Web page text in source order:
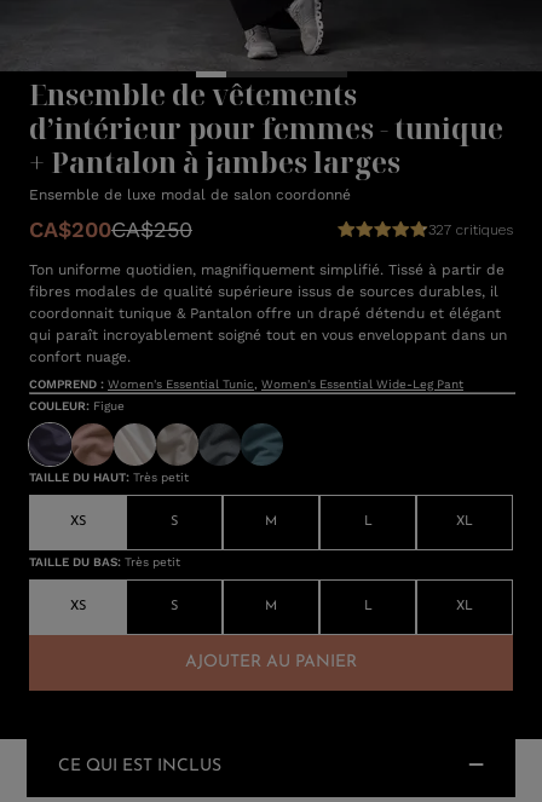
Ensemble de vêtements
d’intérieur pour femmes - tunique
+ Pantalon à jambes larges
Ensemble de luxe modal de salon coordonné
CA$200CA$250 327 critiques
Ton uniforme quotidien, magnifiquement simplifié. Tissé à partir de
fibres modales de qualité supérieure issus de sources durables, il
coordonnait tunique & Pantalon offre un drapé détendu et élégant
qui paraît incroyablement soigné tout en vous enveloppant dans un
confort nuage.
COMPREND : Women's Essential Tunic
Women's Essential Wide-Leg Pant
COULEUR: Figue
TAILLE DU HAUT: Très petit
XS S M L XL
TAILLE DU BAS: Très petit
XS S M L XL
AJOUTER AU PANIER
CE QUI EST INCLUS